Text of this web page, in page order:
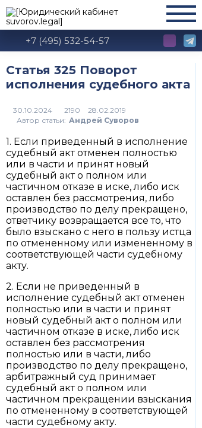
+7 (495) 532-54-57
Статья 325 Поворот
исполнения судебного акта
2190
Автор статьи: Андрей Суворов
1. Если приведенный в исполнение
судебный акт отменен полностью
или в части и принят новый
судебный акт о полном или
частичном отказе в иске, либо иск
оставлен без рассмотрения, либо
производство по делу прекращено,
ответчику возвращается все то, что
было взыскано с него в пользу истца
по отмененному или измененному в
соответствующей части судебному
акту.
2. Если не приведенный в
исполнение судебный акт отменен
полностью или в части и принят
новый судебный акт о полном или
частичном отказе в иске, либо иск
оставлен без рассмотрения
полностью или в части, либо
производство по делу прекращено,
арбитражный суд принимает
судебный акт о полном или
частичном прекращении взыскания
по отмененному в соответствующей
части судебному акту.